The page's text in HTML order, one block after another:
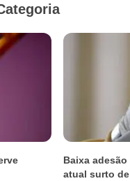
Baixa
atual surto